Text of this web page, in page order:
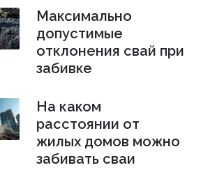
Максимально
допустимые
отклонения свай при
забивке
На каком
расстоянии от
жилых домов можно
забивать сваи